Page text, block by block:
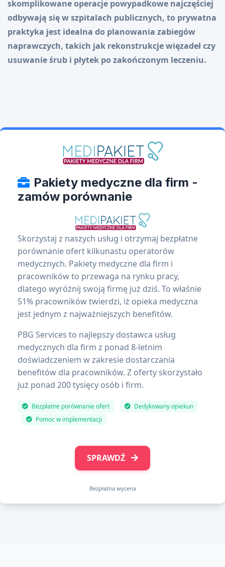
skomplikowane operacje powypadkowe najczęściej
odbywają się w szpitalach publicznych, to prywatna
praktyka jest idealna do planowania zabiegów
naprawczych, takich jak rekonstrukcje więzadeł czy
usuwanie śrub i płytek po zakończonym leczeniu.
Pakiety medyczne dla firm -
zamów porównanie
Skorzystaj z naszych usług i otrzymaj bezpłatne
porównanie ofert kilkunastu operatorów
medycznych. Pakiety medyczne dla firm i
pracowników to przewaga na rynku pracy,
dlatego wyróżnij swoją firmę już dziś. To właśnie
51% pracowników twierdzi, iż opieka medyczna
jest jednym z najważniejszych benefitów.
PBG Services to najlepszy dostawca usług
medycznych dla firm z ponad 8-letnim
doświadczeniem w zakresie dostarczania
benefitów dla pracowników. Z oferty skorzystało
już ponad 200 tysięcy osób i firm.
Bezpłatne porównanie ofert
Dedykowany opiekun
Pomoc w implementacji
SPRAWDŹ
Bezpłatna wycena